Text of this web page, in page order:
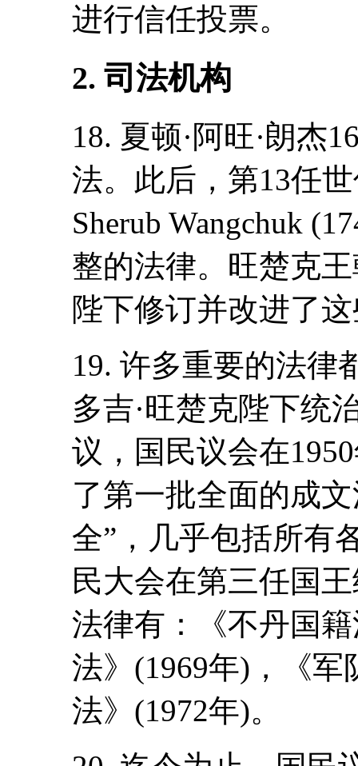
进行信任投票。
2. 司法机构
18. 夏顿·阿旺·朗杰
法。此后，第13任
Sherub Wangchuk
整的法律。旺楚克
陛下修订并改进了
19. 许多重要的法律
多吉·旺楚克陛下统
议，国民议会在
了第一批全面的成
全”，几乎包括所有
民大会在第三任国
法律有：《不丹国
法》(1969年)，《军
法》(1972年)。